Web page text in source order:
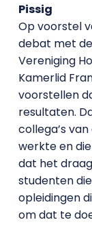
Pissig
Op voorstel
debat met
Vereniging
Kamerlid
voorstellen
resultaten.
collega’s
werkte en
dat het
studenten
opleidingen
om dat te